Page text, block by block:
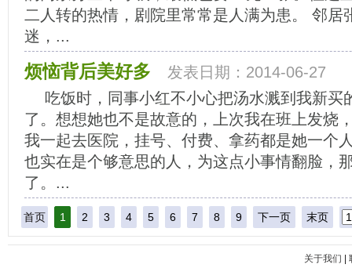
二人转的热情，剧院里常常是人满为患。 邻居
迷，...
烦恼背后美好多
发表日期：2014-06-27
吃饭时，同事小红不小心把汤水溅到我新买
了。想想她也不是故意的，上次我在班上发烧
我一起去医院，挂号、付费、拿药都是她一个
也实在是个够意思的人，为这点小事情翻脸，
了。...
首页 1 2 3 4 5 6 7 8 9 下一页 末页
关于我们